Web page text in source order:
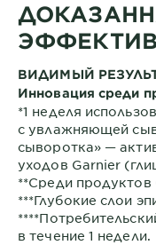
ВИДИМЫЙ
Инновация среди
*1 неделя
с увлажняющей
сыворотка» —
уходов Garnier
**Среди продуктов
***Глубокие слои
в течение 1 недели.